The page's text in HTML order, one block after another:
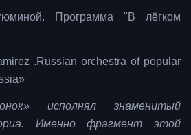
Программа "В лёгком
.Russian orchestra of popular
исполнял знаменитый
Именно фрагмент этой